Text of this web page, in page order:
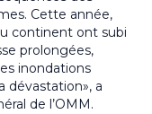
Cette année,
continent ont subi
prolongées,
inondations
dévastation», a
de l’OMM.